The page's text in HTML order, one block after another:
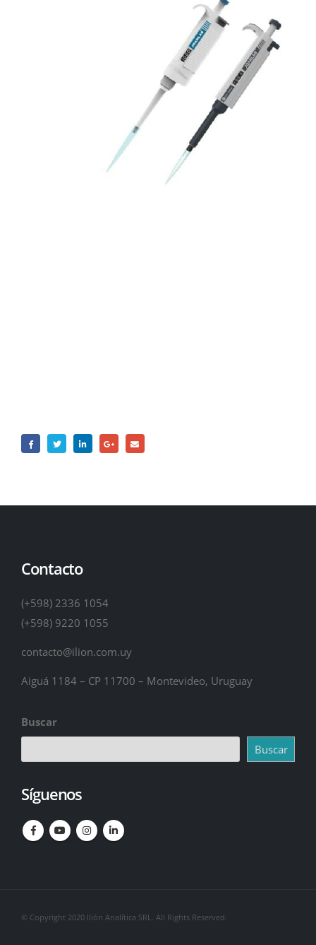
Contacto
(+598) 2336 1054
(+598) 9220 1055
contacto@ilion.com.uy
Aiguá 1184 – CP 11700 – Montevideo, Uruguay
Buscar
Buscar
Síguenos
© Copyright 2020 Ilión Analítica SRL. All Rights Reserved.